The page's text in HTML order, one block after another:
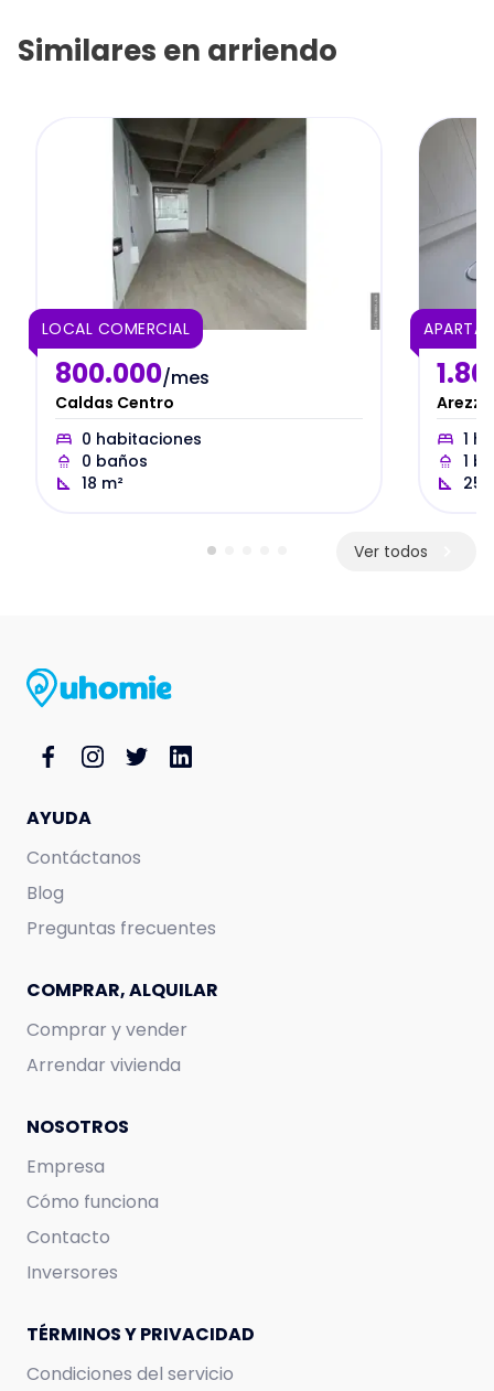
Similares en arriendo
LOCAL COMERCIAL
800.000/mes
Caldas Centro
0 habitaciones
0 baños
18 m²
1
1
25
Ver todos
AYUDA
Contáctanos
Blog
Preguntas frecuentes
COMPRAR, ALQUILAR
Comprar y vender
Arrendar vivienda
NOSOTROS
Empresa
Cómo funciona
Contacto
Inversores
TÉRMINOS Y PRIVACIDAD
Condiciones del servicio